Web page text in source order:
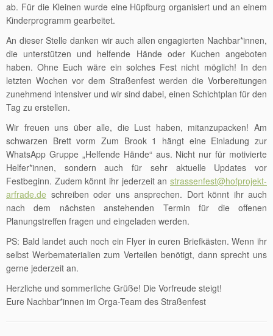
ab. Für die Kleinen wurde eine Hüpfburg organisiert und an einem
Kinderprogramm gearbeitet.
An dieser Stelle danken wir auch allen engagierten Nachbar*innen,
die unterstützen und helfende Hände oder Kuchen angeboten
haben. Ohne Euch wäre ein solches Fest nicht möglich! In den
letzten Wochen vor dem Straßenfest werden die Vorbereitungen
zunehmend intensiver und wir sind dabei, einen Schichtplan für den
Tag zu erstellen.
Wir freuen uns über alle, die Lust haben, mitanzupacken! Am
schwarzen Brett vorm Zum Brook 1 hängt eine Einladung zur
WhatsApp Gruppe „Helfende Hände“ aus. Nicht nur für motivierte
Helfer*innen, sondern auch für sehr aktuelle Updates vor
Festbeginn. Zudem könnt ihr jederzeit an strassenfest@hofprojekt-
arfrade.de schreiben oder uns ansprechen. Dort könnt ihr auch
nach dem nächsten anstehenden Termin für die offenen
Planungstreffen fragen und eingeladen werden.
PS: Bald landet auch noch ein Flyer in euren Briefkästen. Wenn ihr
selbst Werbematerialien zum Verteilen benötigt, dann sprecht uns
gerne jederzeit an.
Herzliche und sommerliche Grüße! Die Vorfreude steigt!
Eure Nachbar*innen im Orga-Team des Straßenfest